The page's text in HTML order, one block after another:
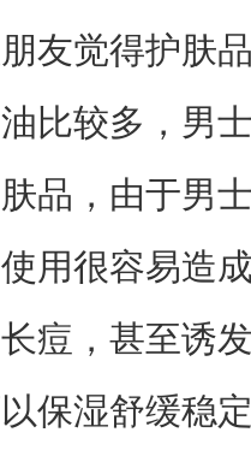
友觉得护肤
比较多，男
品，由于男
用很容易造
痘，甚至诱
保湿舒缓稳